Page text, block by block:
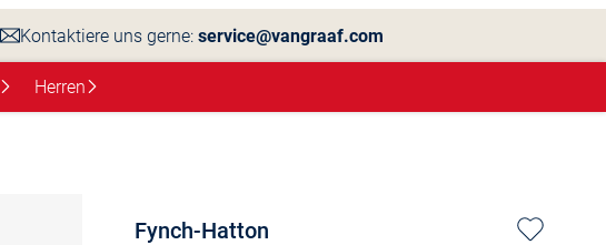
Kontaktiere uns gerne: service@vangraaf.com
Herren
Fynch-Hatton